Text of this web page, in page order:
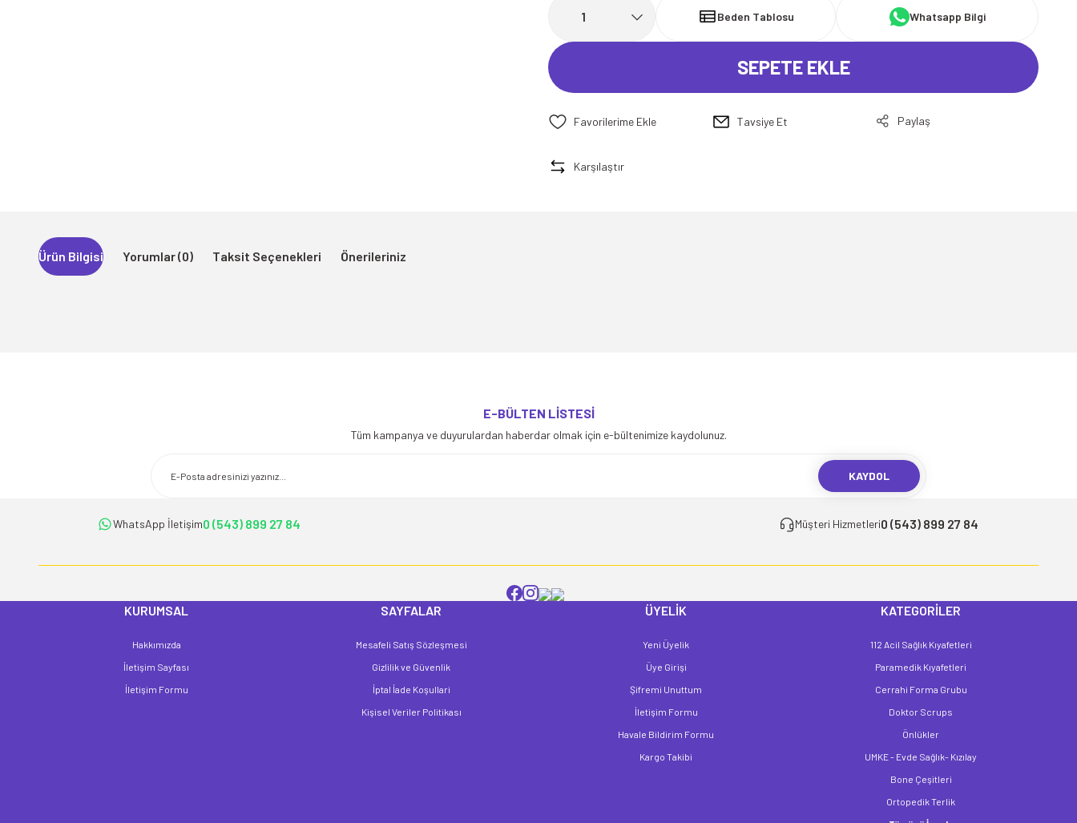
Beden Tablosu Whatsapp Bilgi
SEPETE EKLE
Tavsiye Et Paylaş
Karşılaştır
Ürün Bilgisi Yorumlar (0) Taksit Seçenekleri Önerileriniz
Ürün açıklamasında eksik bilgiler bulunuyor.
Ürün fiyatı diğer sitelerden daha pahalı.
E-BÜLTEN LİSTESİ
Tüm kampanya ve duyurulardan haberdar olmak için e-bültenimize kaydolunuz.
KAYDOL
WhatsApp İletişim0 (543) 899 27 84 Müşteri Hizmetleri0 (543) 899 27 84
KURUMSAL
Hakkımızda
İletişim Sayfası
İletişim Formu
SAYFALAR
Mesafeli Satış Sözleşmesi
Gizlilik ve Güvenlik
İptal İade Koşullari
Kişisel Veriler Politikası
ÜYELİK
Yeni Üyelik
Üye Girişi
Şifremi Unuttum
İletişim Formu
Havale Bildirim Formu
Kargo Takibi
KATEGORİLER
112 Acil Sağlık Kıyafetleri
Paramedik Kıyafetleri
Cerrahi Forma Grubu
Doktor Scrups
Önlükler
UMKE - Evde Sağlık- Kızılay
Bone Çeşitleri
Ortopedik Terlik